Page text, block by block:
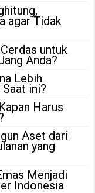
agar Tidak
untuk
Anda?
Lebih
ini?
Harus
Aset dari
yang
Menjadi
Indonesia